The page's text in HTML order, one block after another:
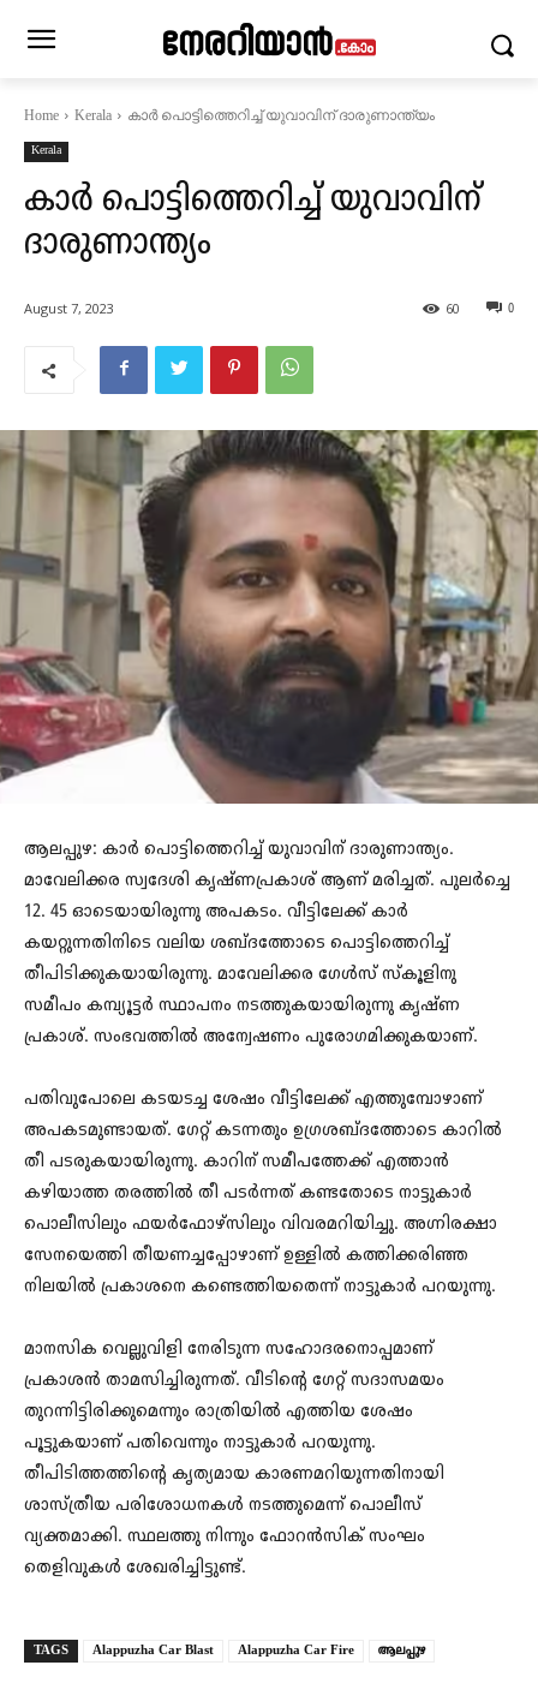
Home Kerala കാര്‍ പൊട്ടിത്തെറിച്ച് യുവാവിന് ദാരുണാന്ത്യം
Kerala
കാര്‍ പൊട്ടിത്തെറിച്ച് യുവാവിന്
ദാരുണാന്ത്യം
August 7, 2023 0
60
ആലപ്പുഴ: കാര്‍ പൊട്ടിത്തെറിച്ച് യുവാവിന് ദാരുണാന്ത്യം.
മാവേലിക്കര സ്വദേശി കൃഷ്ണപ്രകാശ് ആണ് മരിച്ചത്. പുലര്‍ച്ചെ
12. 45 ഓടെയായിരുന്നു അപകടം. വീട്ടിലേക്ക് കാര്‍
കയറ്റുന്നതിനിടെ വലിയ ശബ്ദത്തോടെ പൊട്ടിത്തെറിച്ച്
തീപിടിക്കുകയായിരുന്നു. മാവേലിക്കര ഗേൾസ് സ്കൂളിനു
സമീപം കമ്പ്യൂട്ടർ സ്ഥാപനം നടത്തുകയായിരുന്നു കൃഷ്ണ
പ്രകാശ്. സംഭവത്തിൽ അന്വേഷണം പുരോ​ഗമിക്കുകയാണ്.
പതിവുപോലെ കടയടച്ച ശേഷം വീട്ടിലേക്ക് എത്തുമ്പോഴാണ്
അപകടമുണ്ടായത്. ഗേറ്റ് കടന്നതും ഉഗ്രശബ്ദത്തോടെ കാറില്‍
തീ പടരുകയായിരുന്നു. കാറിന് സമീപത്തേക്ക് എത്താന്‍
കഴിയാത്ത തരത്തില്‍ തീ പടര്‍ന്നത് കണ്ടതോടെ നാട്ടുകാര്‍
പൊലീസിലും ഫയര്‍ഫോഴ്സിലും വിവരമറിയിച്ചു. അഗ്നിരക്ഷാ
സേനയെത്തി തീയണച്ചപ്പോഴാണ് ഉള്ളില്‍ കത്തിക്കരിഞ്ഞ
നിലയില്‍ പ്രകാശനെ കണ്ടെത്തിയതെന്ന് നാട്ടുകാര്‍ പറയുന്നു.
മാനസിക വെല്ലുവിളി നേരിടുന്ന സഹോദരനൊപ്പമാണ്
പ്രകാശന്‍ താമസിച്ചിരുന്നത്. വീടിന്റെ ഗേറ്റ് സദാസമയം
തുറന്നിട്ടിരിക്കുമെന്നും രാത്രിയില്‍ എത്തിയ ശേഷം
പൂട്ടുകയാണ് പതിവെന്നും നാട്ടുകാര്‍ പറയുന്നു.
തീപിടിത്തത്തിന്റെ കൃത്യമായ കാരണമറിയുന്നതിനായി
ശാസ്ത്രീയ പരിശോധനകള്‍ നടത്തുമെന്ന് പൊലീസ്
വ്യക്തമാക്കി. സ്ഥലത്തു നിന്നും ഫോറൻസിക് സംഘം
തെളിവുകൾ ശേഖരിച്ചിട്ടുണ്ട്.
TAGS Alappuzha Car Blast Alappuzha Car Fire ആലപ്പുഴ